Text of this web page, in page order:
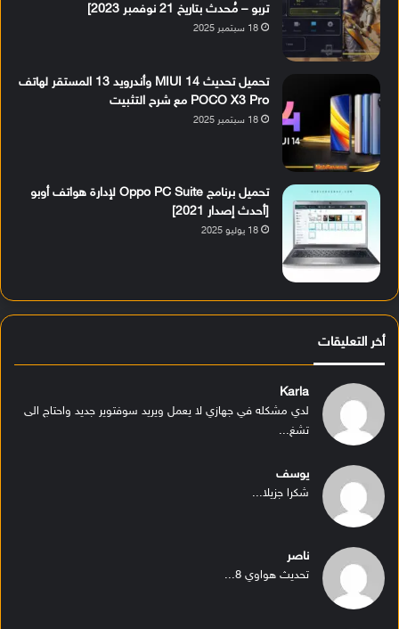
تربو – مُحدث بتاريخ 21 نوفمبر 2023]
18 سبتمبر 2025
تحميل تحديث MIUI 14 وأندرويد 13 المستقر لهاتف
POCO X3 Pro مع شرح التثبيت
18 سبتمبر 2025
تحميل برنامج Oppo PC Suite لإدارة هواتف أوبو
[أحدث إصدار 2021]
18 يوليو 2025
أخر التعليقات
Karla
لدي مشكله في جهازي لا يعمل ويريد سوفتوير جديد واحتاج الى
تشغ...
يوسف
شكرا جزيلا...
ناصر
تحديث هواوي 8...